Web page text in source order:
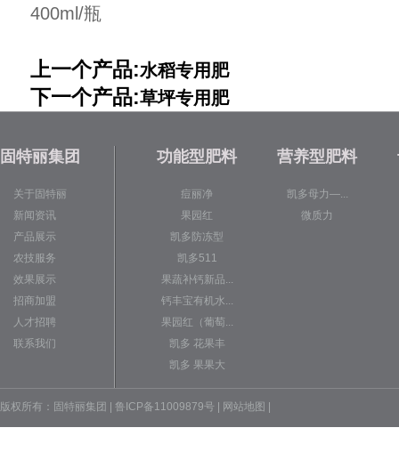
400ml/瓶
上一个产品:水稻专用肥
下一个产品:草坪专用肥
固特丽集团
关于固特丽
新闻资讯
产品展示
农技服务
效果展示
招商加盟
人才招聘
联系我们
功能型肥料
痘丽净
果园红
凯多防冻型
凯多511
果蔬补钙新品...
钙丰宝有机水...
果园红（葡萄...
凯多 花果丰
凯多 果果大
营养型肥料
凯多母力—...
微质力
版权所有：固特丽集团 | 鲁ICP备11009879号 | 网站地图